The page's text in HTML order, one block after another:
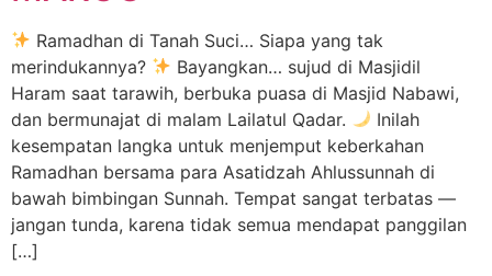
Ramadhan di Tanah Suci… Siapa yang tak
merindukannya?
Bayangkan… sujud di Masjidil
Haram saat tarawih, berbuka puasa di Masjid Nabawi,
dan bermunajat di malam Lailatul Qadar.
Inilah
kesempatan langka untuk menjemput keberkahan
Ramadhan bersama para Asatidzah Ahlussunnah di
bawah bimbingan Sunnah. Tempat sangat terbatas —
jangan tunda, karena tidak semua mendapat panggilan
[…]